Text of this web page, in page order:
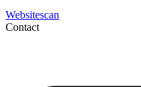
Websitescan
Contact